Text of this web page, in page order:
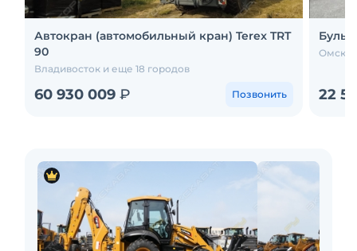
Автокран (автомобильный кран) Terex TRT
90
Владивосток и еще 18 городов
60 930 009 ₽ Позвонить
Омск и
22